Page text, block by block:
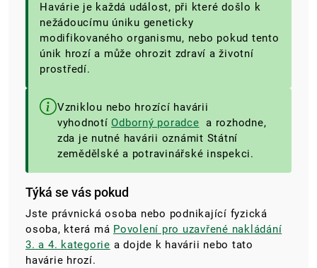
Havárie je každá událost, při které došlo k
nežádoucímu úniku geneticky
modifikovaného organismu, nebo pokud tento
únik hrozí a může ohrozit zdraví a životní
prostředí.
Vzniklou nebo hrozící havárii
vyhodnotíOdborný poradce a rozhodne,
zda je nutné havárii oznámit Státní
zemědělské a potravinářské inspekci.
Týká se vás pokud
Jste právnická osoba nebo podnikající fyzická
osoba, která má Povolení pro uzavřené nakládání
3. a 4. kategorie a dojde k havárii nebo tato
havárie hrozí.